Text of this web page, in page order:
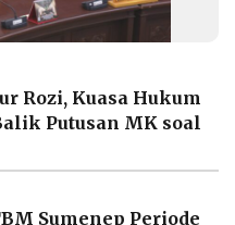
Rozi, Kuasa Hukum
Putusan MK soal
Sumenep Periode